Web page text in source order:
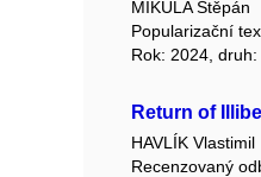
MIKULA Štěpán
Popularizační
Rok: 2024,
Return of
HAVLÍK Vlastimil
Recenzovaný